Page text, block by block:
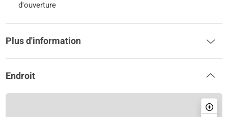
d'ouverture
Plus d'information
Endroit